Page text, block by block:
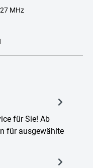
MHz
für Sie! Ab
für ausgewählte